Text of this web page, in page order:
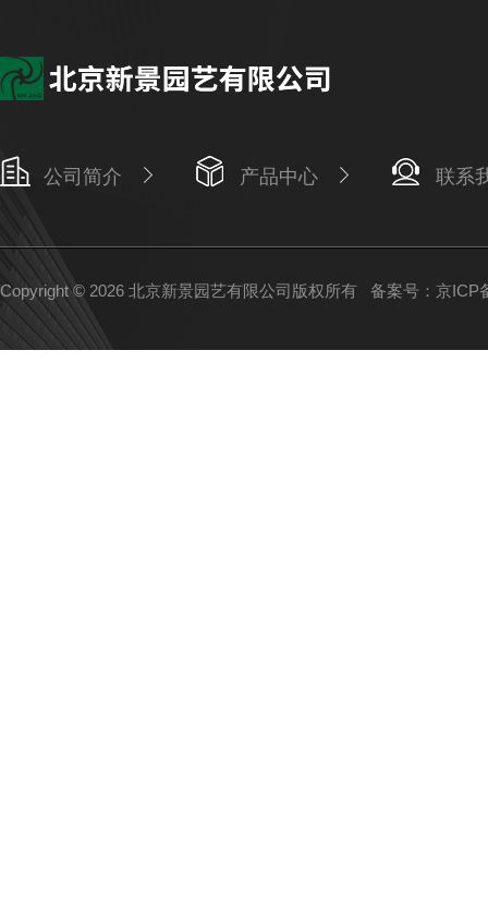
公司简介 产品中心 联系
Copyright © 2026 北京新景园艺有限公司版权所有 备案号：京ICP